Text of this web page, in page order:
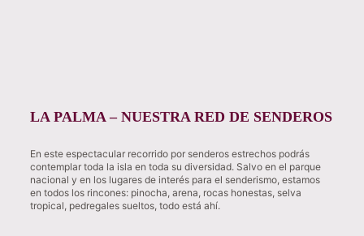
LA PALMA – NUESTRA RED DE SENDEROS
En este espectacular recorrido por senderos estrechos podrás
contemplar toda la isla en toda su diversidad. Salvo en el parque
nacional y en los lugares de interés para el senderismo, estamos
en todos los rincones: pinocha, arena, rocas honestas, selva
tropical, pedregales sueltos, todo está ahí.